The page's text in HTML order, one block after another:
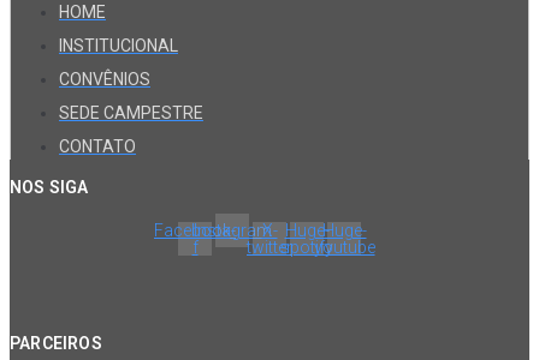
HOME
INSTITUCIONAL
CONVÊNIOS
SEDE CAMPESTRE
CONTATO
NOS SIGA
Facebook-
f
InstagramX-
twitter
Huge-
spotify
Huge-
youtube
PARCEIROS